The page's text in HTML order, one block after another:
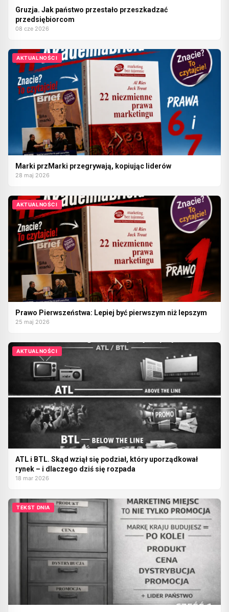
Gruzja. Jak państwo przestało przeszkadzać
przedsiębiorcom
08 cze 2026
AKTUALNOŚCI
Marki przMarki przegrywają, kopiując liderów
28 maj 2026
AKTUALNOŚCI
Prawo Pierwszeństwa: Lepiej być pierwszym niż lepszym
25 maj 2026
AKTUALNOŚCI
ATL i BTL. Skąd wziął się podział, który uporządkował
rynek – i dlaczego dziś się rozpada
18 mar 2026
TEKST DNIA